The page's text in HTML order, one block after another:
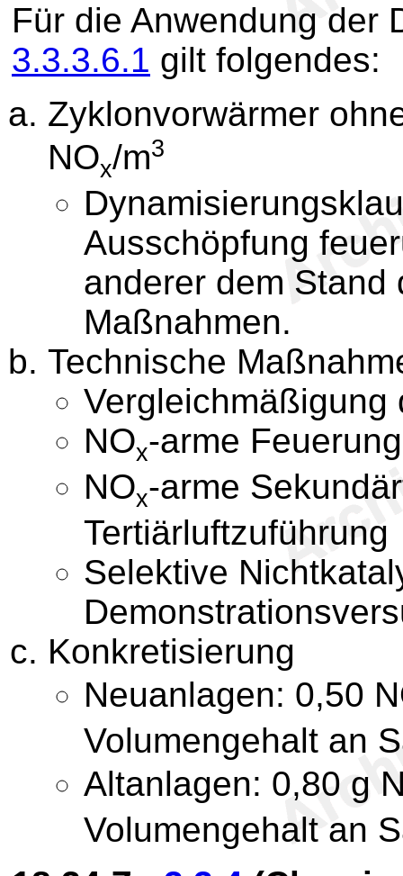
Für die Anwendung der
3.3.3.6.1 gilt folgendes:
Zyklonvorwärmer
NOx/m3
Ausschöpfung
anderer dem Stand
Maßnahmen.
Technische
Vergleichmäßigung
NOx-arme
NOx-arme
Tertiärluftzuführung
Selektive
Konkretisierung
Neuanlagen: 0,50
Volumengehalt an
Altanlagen: 0,80 g
Volumengehalt an